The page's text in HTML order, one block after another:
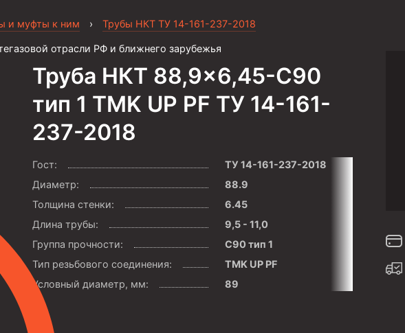
отрасли РФ и ближнего зарубежья
и муфты к ним › Трубы НКТ ТУ 14-161-237-2018
Труба НКТ 88,9×6,45-С90
тип 1 TMK UP PF ТУ 14-161-
237-2018
Гост:
ТУ 14-161-237-2018
Диаметр:
88.9
Толщина стенки:
6.45
Длина трубы:
9,5 - 11,0
Группа прочности:
С90 тип 1
Тип резьбового соединения:
TMK UP PF
Условный диаметр, мм:
89